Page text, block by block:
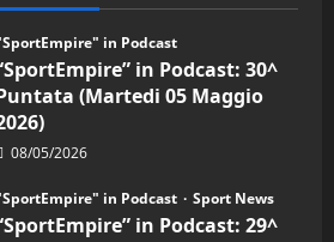
in Podcast
in Podcast: 30^
(Martedi 05 Maggio
08/05/2026
in Podcast Sport News
in Podcast: 29^